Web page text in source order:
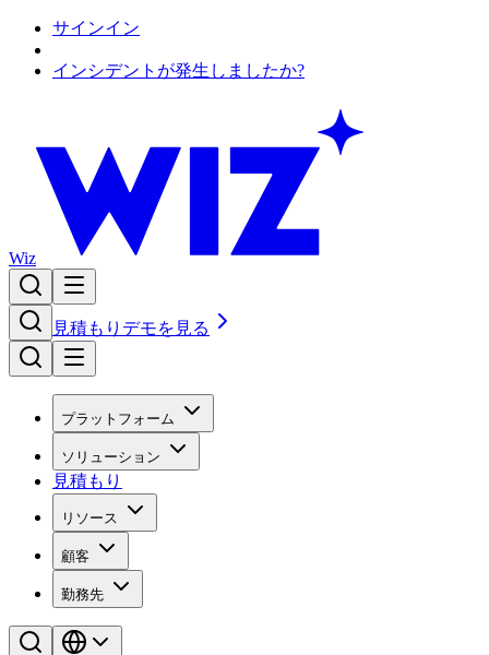
サインイン
インシデントが発生しましたか?
Wiz
見積もり デモを見る
プラットフォーム
ソリューション
見積もり
リソース
顧客
勤務先